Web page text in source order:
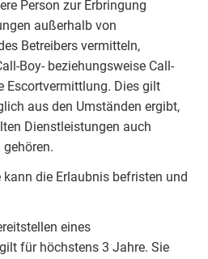
Person zur Erbringung
außerhalb von
Betreibers vermitteln,
Boy- beziehungsweise Call-
Escortvermittlung. Dies gilt
aus den Umständen ergibt,
Dienstleistungen auch
die Erlaubnis befristen und
eines
für höchstens 3 Jahre. Sie